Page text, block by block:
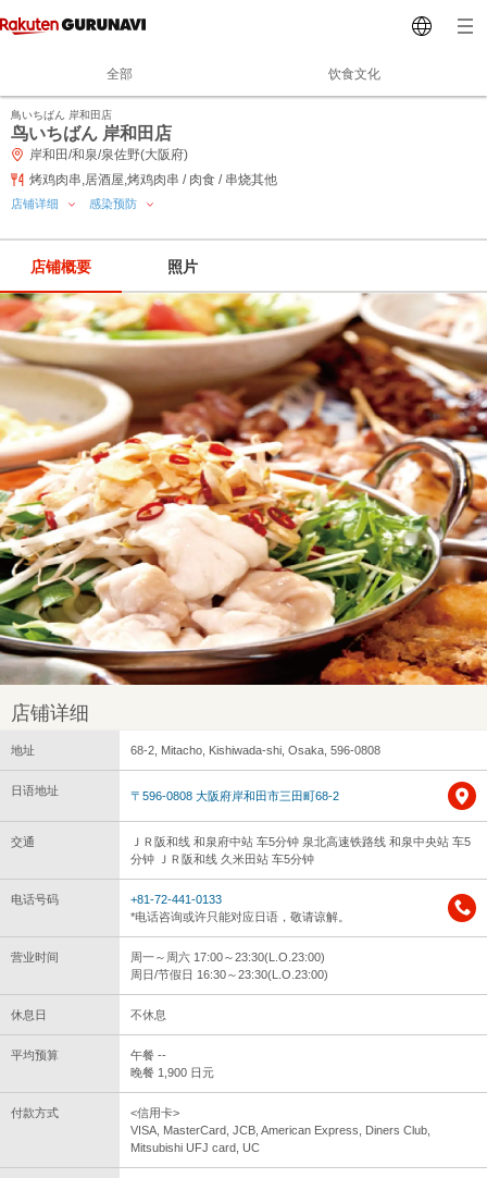
全部 饮食文化
鳥いちばん 岸和田店
鸟いちばん 岸和田店
岸和田/和泉/泉佐野(大阪府)
烤鸡肉串,居酒屋,烤鸡肉串 / 肉食 / 串烧其他
店铺详细 感染预防
店铺概要 照片
店铺详细
地址 68-2, Mitacho, Kishiwada-shi, Osaka, 596-0808
日语地址 〒596-0808 大阪府岸和田市三田町68-2
交通
ＪＲ阪和线 和泉府中站 车5分钟 泉北高速铁路线 和泉中央站 车5
分钟 ＪＲ阪和线 久米田站 车5分钟
电话号码
+81-72-441-0133
*电话咨询或许只能对应日语，敬请谅解。
营业时间
周一～周六 17:00～23:30(L.O.23:00)
周日/节假日 16:30～23:30(L.O.23:00)
休息日 不休息
平均预算
午餐 --
晚餐 1,900 日元
付款方式
<信用卡>
VISA, MasterCard, JCB, American Express, Diners Club,
Mitsubishi UFJ card, UC